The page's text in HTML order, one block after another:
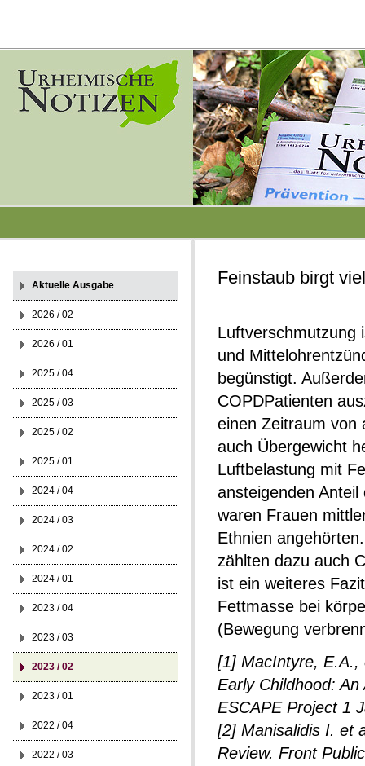
Feinstaub birgt
Luftverschmutzung
und
begünstigt.
COPDPatienten
einen Zeitraum von
auch Übergewicht
Luftbelastung mit
ansteigenden
waren Frauen
Ethnien
zählten dazu auch
ist ein weiteres
Fettmasse bei
(Bewegung
[1] MacIntyre, E.A.,
Early Childhood:
ESCAPE Project 1
[2] Manisalidis I. et
Review. Front
Aktuelle Ausgabe
2026 / 02
2026 / 01
2025 / 04
2025 / 03
2025 / 02
2025 / 01
2024 / 04
2024 / 03
2024 / 02
2024 / 01
2023 / 04
2023 / 03
2023 / 02
2023 / 01
2022 / 04
2022 / 03